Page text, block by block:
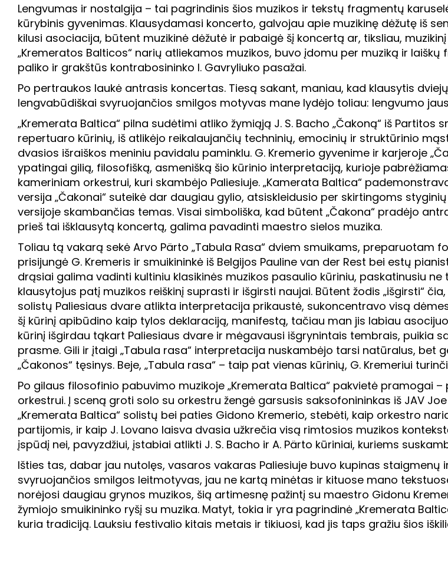
Lengvumas ir nostalgija – tai pagrindinis šios muzikos ir tekstų fragmentų
kūrybinis gyvenimas. Klausydamasi koncerto, galvojau apie muzikinę dėžutę iš
kilusi asociacija, būtent muzikinė dėžutė ir pabaigė šį koncertą ar, tiksliau,
„Kremeratos Balticos“ narių atliekamos muzikos, buvo įdomu per muziką ir
paliko ir grakštūs kontrabosininko I. Gavryliuko pasažai.
Po pertraukos laukė antrasis koncertas. Tiesą sakant, maniau, kad klausytis
lengvabūdiškai svyruojančios smilgos motyvas mane lydėjo toliau: lengvumo
„Kremerata Baltica“ pilna sudėtimi atliko žymiąją J. S. Bacho „Čakoną“ iš
repertuaro kūrinių, iš atlikėjo reikalaujančių techninių, emocinių ir struktūrinio
dvasios išraiškos meniniu pavidalu paminklu. G. Kremerio gyvenime ir karjeroje
ypatingai gilią, filosofišką, asmenišką šio kūrinio interpretaciją, kurioje
kameriniam orkestrui, kuri skambėjo Paliesiuje. „Kamerata Baltica“
versija „Čakonai“ suteikė dar daugiau gylio, atsiskleidusio per skirtingoms
versijoje skambančias temas. Visai simboliška, kad būtent „Čakona“ pradėjo
prieš tai išklausytą koncertą, galima pavadinti maestro sielos muzika.
Toliau tą vakarą sekė Arvo Pärto „Tabula Rasa“ dviem smuikams, preparuotam
prisijungė G. Kremeris ir smuikininkė iš Belgijos Pauline van der Rest bei estų
drąsiai galima vadinti kultiniu klasikinės muzikos pasaulio kūriniu, paskatinusiu
klausytojus patį muzikos reiškinį suprasti ir išgirsti naujai. Būtent žodis „išgirsti“
solistų Paliesiaus dvare atlikta interpretacija prikaustė, sukoncentravo visą
šį kūrinį apibūdino kaip tylos deklaraciją, manifestą, tačiau man jis labiau
kūrinį išgirdau tąkart Paliesiaus dvare ir mėgavausi išgrynintais tembrais, puikia
prasme. Gili ir įtaigi „Tabula rasa“ interpretacija nuskambėjo tarsi natūralus, bet
„Čakonos“ tęsinys. Beje, „Tabula rasa“ – taip pat vienas kūrinių, G. Kremeriui
Po gilaus filosofinio pabuvimo muzikoje „Kremerata Baltica“ pakvietė pramogai
orkestrui. Į sceną groti solo su orkestru žengė garsusis saksofonininkas iš JAV
„Kremerata Baltica“ solistų bei paties Gidono Kremerio, stebėti, kaip orkestro
partijomis, ir kaip J. Lovano laisva dvasia užkrečia visą rimtosios muzikos
įspūdį nei, pavyzdžiui, įstabiai atlikti J. S. Bacho ir A. Pärto kūriniai, kuriems
Išties tas, dabar jau nutolęs, vasaros vakaras Paliesiuje buvo kupinas
svyruojančios smilgos leitmotyvas, jau ne kartą minėtas ir kituose mano
norėjosi daugiau grynos muzikos, šią artimesnę pažintį su maestro Gidonu
žymiojo smuikininko ryšį su muzika. Matyt, tokia ir yra pagrindinė „Kremerata
kuria tradiciją. Lauksiu festivalio kitais metais ir tikiuosi, kad jis taps gražiu šios